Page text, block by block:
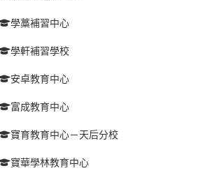
學藁補習中心
學軒補習學校
安卓教育中心
富成教育中心
寶育教育中心－天后分校
寶華學林教育中心